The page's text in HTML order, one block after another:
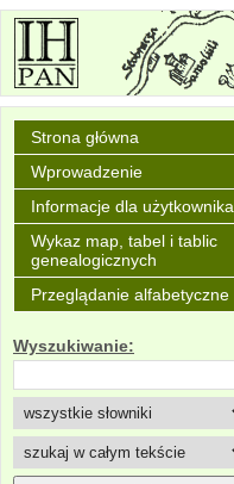
Strona główna
Wprowadzenie
Informacje dla użytkownika
Wykaz map, tabel i tablic
genealogicznych
Przeglądanie alfabetyczne
Wyszukiwanie: